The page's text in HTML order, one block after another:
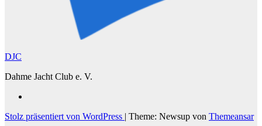
DJC
Dahme Jacht Club e. V.
Stolz präsentiert von WordPress | Theme: Newsup von Themeansar